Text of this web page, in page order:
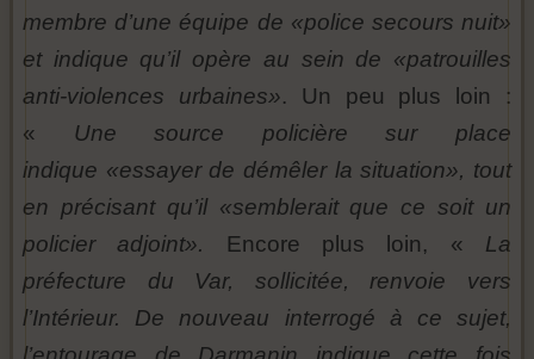
membre d’une équipe de «police secours nuit»
et indique qu’il opère au sein de «patrouilles
anti-violences urbaines». Un peu plus loin :
« Une source policière sur place
indique «essayer de démêler la situation», tout
en précisant qu’il «semblerait que ce soit un
policier adjoint».
Encore plus loin, « La
préfecture du Var, sollicitée, renvoie vers
l’Intérieur. De nouveau interrogé à ce sujet,